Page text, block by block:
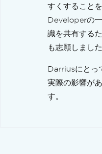
すくすること
Developerの
識を共有する
も志願しました
Darriusにとっ
実際の影響が
す。